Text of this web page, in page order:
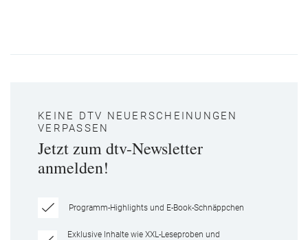
KEINE DTV NEUERSCHEINUNGEN
VERPASSEN
Jetzt zum dtv-Newsletter
anmelden!
Programm-Highlights und E-Book-Schnäppchen
Exklusive Inhalte wie XXL-Leseproben und